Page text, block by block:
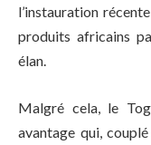
l’instauration
produits africains
élan.
Malgré cela, le
avantage qui,